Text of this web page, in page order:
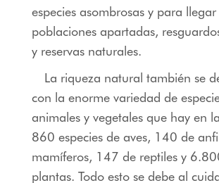
especies asombrosas y para llegar
poblaciones apartadas,
y reservas naturales.
La riqueza natural también se
con la enormevariedad de
animalesy vegetales que hay en
860 especies de aves, 140 de
mamíferos, 147 de reptiles y
plantas. Todo esto se debe al